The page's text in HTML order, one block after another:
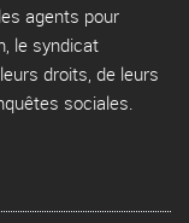
agents pour
le syndicat
droits, de leurs
sociales.